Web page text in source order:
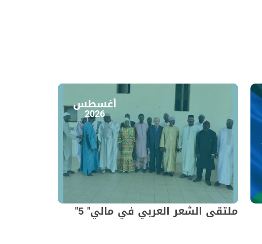
أغسطس
2026
ملتقى الشعر العربي في مالي" 5"